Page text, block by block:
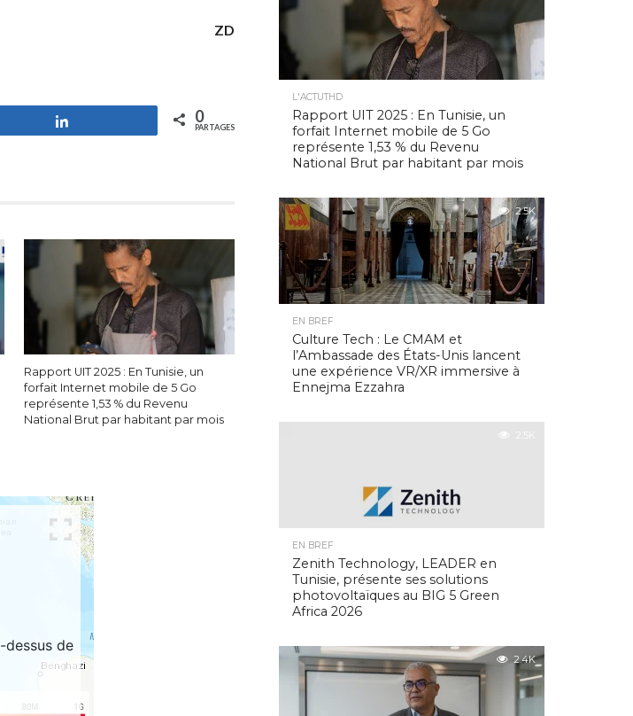
ZD
0
PARTAGES
Rapport UIT 2025 : En Tunisie, un
forfait Internet mobile de 5 Go
représente 1,53 % du Revenu
National Brut par habitant par mois
L'ACTUTHD
Rapport UIT 2025 : En Tunisie, un
forfait Internet mobile de 5 Go
représente 1,53 % du Revenu
National Brut par habitant par mois
2.5K
EN BREF
Culture Tech : Le CMAM et
l’Ambassade des États-Unis lancent
une expérience VR/XR immersive à
Ennejma Ezzahra
2.5K
EN BREF
Zenith Technology, LEADER en
Tunisie, présente ses solutions
photovoltaïques au BIG 5 Green
Africa 2026
2.4K